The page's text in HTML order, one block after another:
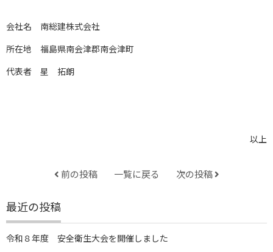
会社名 南総建株式会社
所在地 福島県南会津郡南会津町
代表者 星 拓朗
以上
前の投稿 一覧に戻る 次の投稿
最近の投稿
令和８年度 安全衛生大会を開催しました